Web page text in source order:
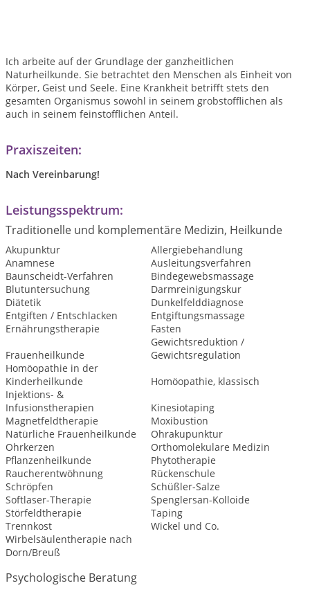
Ich arbeite auf der Grundlage der ganzheitlichen
Naturheilkunde. Sie betrachtet den Menschen als Einheit von
Körper, Geist und Seele. Eine Krankheit betrifft stets den
gesamten Organismus sowohl in seinem grobstofflichen als
auch in seinem feinstofflichen Anteil.
Praxiszeiten:
Nach Vereinbarung!
Leistungsspektrum:
Traditionelle und komplementäre Medizin, Heilkunde
Akupunktur
Allergiebehandlung
Anamnese
Ausleitungsverfahren
Baunscheidt-Verfahren
Bindegewebsmassage
Blutuntersuchung
Darmreinigungskur
Diätetik
Dunkelfelddiagnose
Entgiften / Entschlacken
Entgiftungsmassage
Ernährungstherapie
Fasten
Frauenheilkunde
Gewichtsreduktion /
Gewichtsregulation
Homöopathie in der
Kinderheilkunde
Homöopathie, klassisch
Injektions- &
Infusionstherapien
Kinesiotaping
Magnetfeldtherapie
Moxibustion
Natürliche Frauenheilkunde
Ohrakupunktur
Ohrkerzen
Orthomolekulare Medizin
Pflanzenheilkunde
Phytotherapie
Raucherentwöhnung
Rückenschule
Schröpfen
Schüßler-Salze
Softlaser-Therapie
Spenglersan-Kolloide
Störfeldtherapie
Taping
Trennkost
Wickel und Co.
Wirbelsäulentherapie nach
Dorn/Breuß
Psychologische Beratung